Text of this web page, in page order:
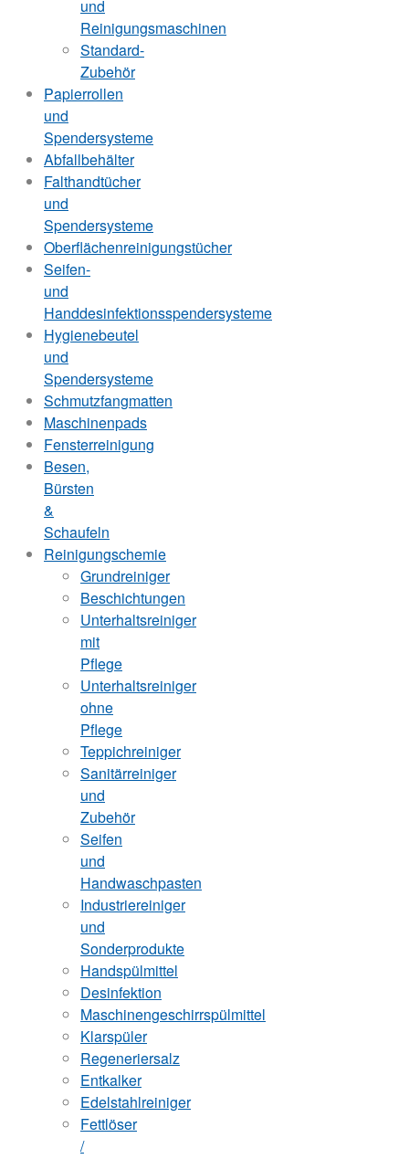
und
Reinigungsmaschinen
Standard-
Zubehör
Papierrollen
und
Spendersysteme
Abfallbehälter
Falthandtücher
und
Spendersysteme
Oberflächenreinigungstücher
Seifen-
und
Handdesinfektionsspendersysteme
Hygienebeutel
und
Spendersysteme
Schmutzfangmatten
Maschinenpads
Fensterreinigung
Besen,
Bürsten
&
Schaufeln
Reinigungschemie
Grundreiniger
Beschichtungen
Unterhaltsreiniger
mit
Pflege
Unterhaltsreiniger
ohne
Pflege
Teppichreiniger
Sanitärreiniger
und
Zubehör
Seifen
und
Handwaschpasten
Industriereiniger
und
Sonderprodukte
Handspülmittel
Desinfektion
Maschinengeschirrspülmittel
Klarspüler
Regeneriersalz
Entkalker
Edelstahlreiniger
Fettlöser
/